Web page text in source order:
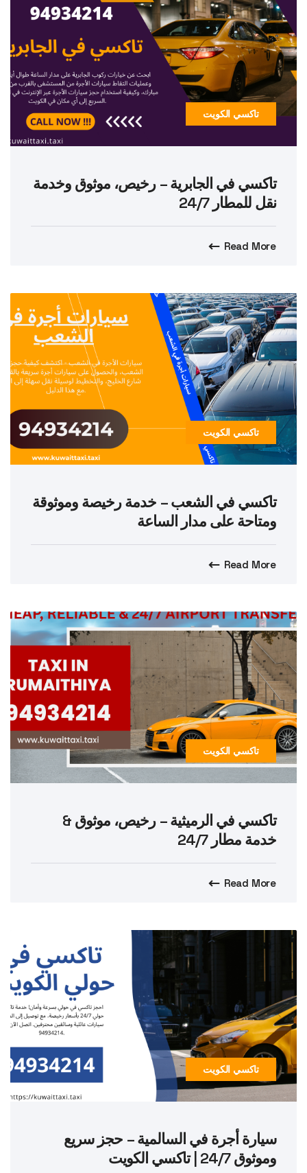
تاكسي الكويت
تاكسي في الجابرية – رخيص، موثوق وخدمة
نقل للمطار 24/7
Read More
تاكسي الكويت
تاكسي في الشعب – خدمة رخيصة وموثوقة
ومتاحة على مدار الساعة
Read More
تاكسي الكويت
تاكسي في الرميثية – رخيص، موثوق &
خدمة مطار 24/7
Read More
تاكسي الكويت
سيارة أجرة في السالمية – حجز سريع
وموثوق 24/7 | تاكسي الكويت